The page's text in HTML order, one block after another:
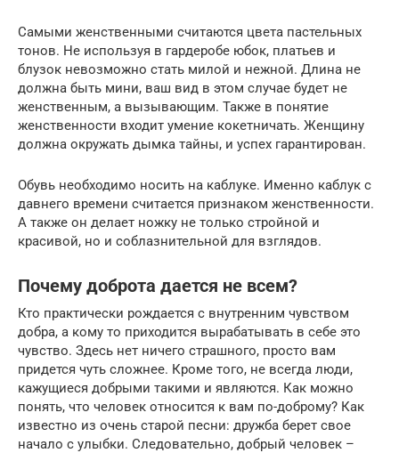
Самыми женственными считаются цвета пастельных
тонов. Не используя в гардеробе юбок, платьев и
блузок невозможно стать милой и нежной. Длина не
должна быть мини, ваш вид в этом случае будет не
женственным, а вызывающим. Также в понятие
женственности входит умение кокетничать. Женщину
должна окружать дымка тайны, и успех гарантирован.
Обувь необходимо носить на каблуке. Именно каблук с
давнего времени считается признаком женственности.
А также он делает ножку не только стройной и
красивой, но и соблазнительной для взглядов.
Почему доброта дается не всем?
Кто практически рождается с внутренним чувством
добра, а кому то приходится вырабатывать в себе это
чувство. Здесь нет ничего страшного, просто вам
придется чуть сложнее. Кроме того, не всегда люди,
кажущиеся добрыми такими и являются. Как можно
понять, что человек относится к вам по-доброму? Как
известно из очень старой песни: дружба берет свое
начало с улыбки. Следовательно, добрый человек –